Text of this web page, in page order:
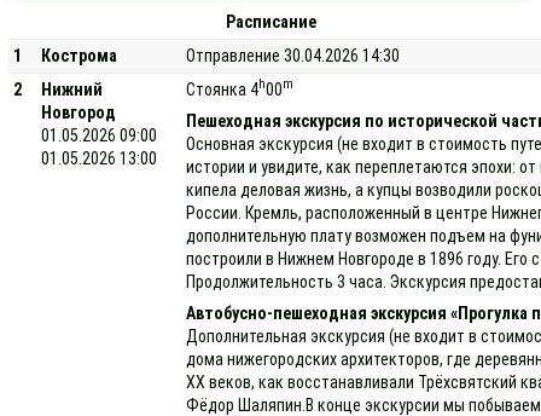
Расписание
1
Кострома
Отправление 30.04.2026 14:30
2
Нижний
Новгород
01.05.2026 09:00
01.05.2026 13:00
Стоянка 4h00m
Пешеходная экскурсия по исторической
Основная экскурсия (не входит в стоимость
истории и увидите, как переплетаются эпохи:
кипела деловая жизнь, а купцы возводили
России. Кремль, расположенный в центре
дополнительную плату возможен подъем на
построили в Нижнем Новгороде в 1896 году.
Продолжительность 3 часа. Экскурсия
Автобусно-пешеходная экскурсия
Дополнительная экскурсия (не входит в
дома нижегородских архитекторов, где
XX веков, как восстанавливали Трёхсвятский
Фёдор Шаляпин.В конце экскурсии мы побываем